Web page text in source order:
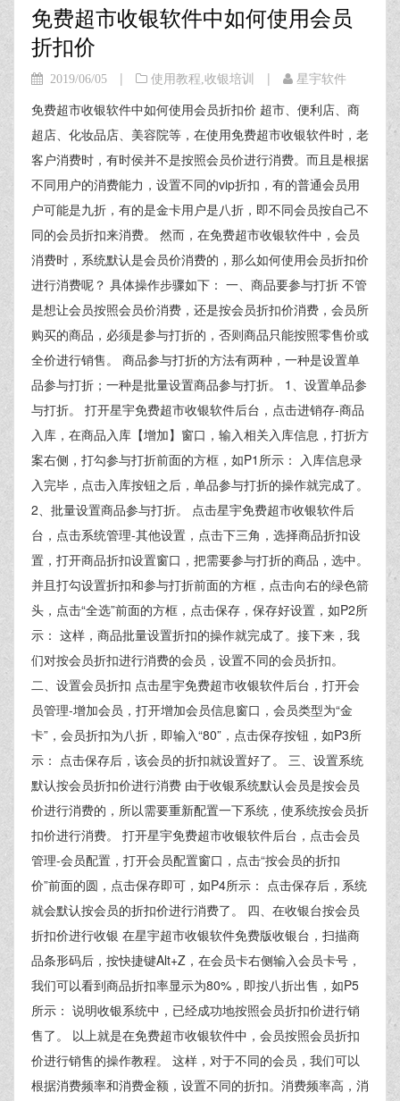
免费超市收银软件中如何使用会员
折扣价
2019/06/05 | 使用教程 收银培训 | 星宇软件
免费超市收银软件中如何使用会员折扣价 超市、便利店、商
超店、化妆品店、美容院等，在使用免费超市收银软件时，老
客户消费时，有时侯并不是按照会员价进行消费。而且是根据
不同用户的消费能力，设置不同的vip折扣，有的普通会员用
户可能是九折，有的是金卡用户是八折，即不同会员按自己不
同的会员折扣来消费。 然而，在免费超市收银软件中，会员
消费时，系统默认是会员价消费的，那么如何使用会员折扣价
进行消费呢？ 具体操作步骤如下： 一、商品要参与打折 不管
是想让会员按照会员价消费，还是按会员折扣价消费，会员所
购买的商品，必须是参与打折的，否则商品只能按照零售价或
全价进行销售。 商品参与打折的方法有两种，一种是设置单
品参与打折；一种是批量设置商品参与打折。 1、设置单品参
与打折。 打开星宇免费超市收银软件后台，点击进销存-商品
入库，在商品入库【增加】窗口，输入相关入库信息，打折方
案右侧，打勾参与打折前面的方框，如P1所示： 入库信息录
入完毕，点击入库按钮之后，单品参与打折的操作就完成了。
2、批量设置商品参与打折。 点击星宇免费超市收银软件后
台，点击系统管理-其他设置，点击下三角，选择商品折扣设
置，打开商品折扣设置窗口，把需要参与打折的商品，选中。
并且打勾设置折扣和参与打折前面的方框，点击向右的绿色箭
头，点击“全选”前面的方框，点击保存，保存好设置，如P2所
示： 这样，商品批量设置折扣的操作就完成了。接下来，我
们对按会员折扣进行消费的会员，设置不同的会员折扣。
二、设置会员折扣 点击星宇免费超市收银软件后台，打开会
员管理-增加会员，打开增加会员信息窗口，会员类型为“金
卡”，会员折扣为八折，即输入“80”，点击保存按钮，如P3所
示： 点击保存后，该会员的折扣就设置好了。 三、设置系统
默认按会员折扣价进行消费 由于收银系统默认会员是按会员
价进行消费的，所以需要重新配置一下系统，使系统按会员折
扣价进行消费。 打开星宇免费超市收银软件后台，点击会员
管理-会员配置，打开会员配置窗口，点击“按会员的折扣
价”前面的圆，点击保存即可，如P4所示： 点击保存后，系统
就会默认按会员的折扣价进行消费了。 四、在收银台按会员
折扣价进行收银 在星宇超市收银软件免费版收银台，扫描商
品条形码后，按快捷键Alt+Z，在会员卡右侧输入会员卡号，
我们可以看到商品折扣率显示为80%，即按八折出售，如P5
所示： 说明收银系统中，已经成功地按照会员折扣价进行销
售了。 以上就是在免费超市收银软件中，会员按照会员折扣
价进行销售的操作教程。 这样，对于不同的会员，我们可以
根据消费频率和消费金额，设置不同的折扣。消费频率高，消